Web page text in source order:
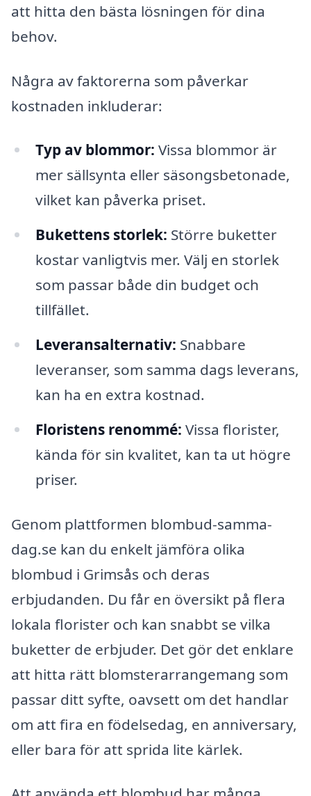
att hitta den bästa lösningen för dina
behov.
Några av faktorerna som påverkar
kostnaden inkluderar:
Typ av blommor: Vissa blommor är
mer sällsynta eller säsongsbetonade,
vilket kan påverka priset.
Bukettens storlek: Större buketter
kostar vanligtvis mer. Välj en storlek
som passar både din budget och
tillfället.
Leveransalternativ: Snabbare
leveranser, som samma dags leverans,
kan ha en extra kostnad.
Floristens renommé: Vissa florister,
kända för sin kvalitet, kan ta ut högre
priser.
Genom plattformen blombud-samma-
dag.se kan du enkelt jämföra olika
blombud i Grimsås och deras
erbjudanden. Du får en översikt på flera
lokala florister och kan snabbt se vilka
buketter de erbjuder. Det gör det enklare
att hitta rätt blomsterarrangemang som
passar ditt syfte, oavsett om det handlar
om att fira en födelsedag, en anniversary,
eller bara för att sprida lite kärlek.